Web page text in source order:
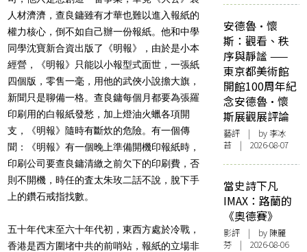
人材濟濟，查良鏞雖有才華也難以進入報紙的
權力核心，倒不如自己辦一份報紙。他和中學
同學沈寶新合資出版了《明報》，由於是小本
經營，《明報》只能以小報型式面世，一張紙
四個版，零售一毫， 用他的武俠小說擔大旗，
新聞只是聊備一格。查良鏞每個月都要為張羅
印刷用的白報紙發愁，加上燈油火蠟各項開
支，《明報》 隨時有斷炊的危險。有一個傳
聞：《明報》有一個晚上準備開機印報紙時，
印刷公司要查良鏞清繳之前欠下的印刷費，否
則不開機，時任的査太朱玫二話不說， 脫下手
上的鑽石戒指找數。
五十年代末至六十年代初，東西方處於冷戰，
香港是西方圍堵中共的前哨站，報紙的立場非
安德魯·懷
斯：觀看、秩
序與靜謐 ——
東京都美術館
開館100周年紀
念安德魯·懷
斯展觀展評論
藝評 | by 李冰
苔 | 2026-08-07
當史詩下凡
IMAX：路蘭的
《奧德賽》
影評 | by 陳麗
芬 | 2026-08-06